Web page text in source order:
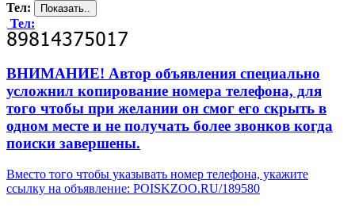
Тел:
Тел:
ВНИМАНИЕ! Автор объявления специально
усложнил копирование номера телефона, для
того чтобы при желании он смог его скрыть в
одном месте и не получать более звонков когда
поиски завершены.
Вместо того чтобы указывать номер телефона, укажите
ссылку на объявление: POISKZOO.RU/189580